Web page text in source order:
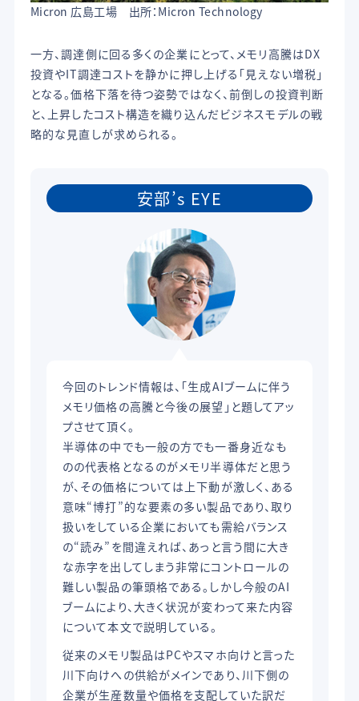
Micron 広島工場 出所：Micron Technology
一方、調達側に回る多くの企業にとって、メモリ高騰はDX
投資やIT調達コストを静かに押し上げる「見えない増税」
となる。価格下落を待つ姿勢ではなく、前倒しの投資判断
と、上昇したコスト構造を織り込んだビジネスモデルの戦
略的な見直しが求められる。
安部’s EYE
今回のトレンド情報は、「生成AIブームに伴う
メモリ価格の高騰と今後の展望」と題してアッ
プさせて頂く。
半導体の中でも一般の方でも一番身近なも
のの代表格となるのがメモリ半導体だと思う
が、その価格については上下動が激しく、ある
意味“博打”的な要素の多い製品であり、取り
扱いをしている企業においても需給バランス
の“読み”を間違えれば、あっと言う間に大き
な赤字を出してしまう非常にコントロールの
難しい製品の筆頭格である。しかし今般のAI
ブームにより、大きく状況が変わって来た内容
について本文で説明している。
従来のメモリ製品はPCやスマホ向けと言った
川下向けへの供給がメインであり、川下側の
企業が生産数量や価格を支配していた訳だ